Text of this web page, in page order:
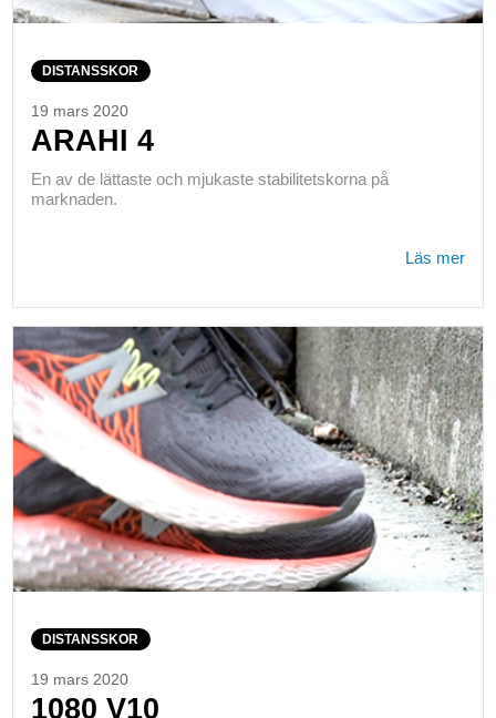
DISTANSSKOR
19 mars 2020
ARAHI 4
En av de lättaste och mjukaste stabilitetskorna på
marknaden.
Läs mer
DISTANSSKOR
19 mars 2020
1080 V10